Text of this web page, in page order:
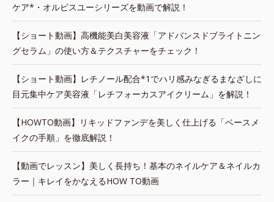
ケア*・オルビスユーシリーズを動画で解説！
【ショート動画】高機能美白美容液「アドバンスドブライトニン
グセラム」の使い方＆テクスチャーをチェック！
【ショート動画】レチノール配合*1でハリ感みなぎるまなざしに
目元集中ケア美容液「レチフォーカスアイクリーム」を解説！
【HOWTO動画】リキッドファンデを美しく仕上げる「ベースメ
イクの手順」を徹底解説！
【動画でレッスン】美しく長持ち！基本のネイルケア＆ネイルカ
ラー｜キレイをかなえるHOW TO動画